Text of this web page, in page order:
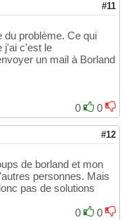
#11
du problème. Ce qui
j'ai c'est le
un mail à Borland
0
0
#12
de borland et mon
personnes. Mais
pas de solutions
0
0